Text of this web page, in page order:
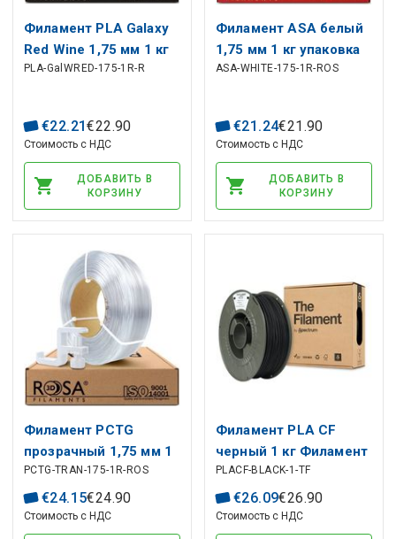
Филамент PLA Galaxy
Red Wine 1,75 мм 1 кг
пополнение Rosa3D
PLA-GalWRED-175-1R-R
€22.21€22.90
Стоимость с НДС
ДОБАВИТЬ В
КОРЗИНУ
Филамент ASA белый
1,75 мм 1 кг упаковка
Rosa3D
ASA-WHITE-175-1R-ROS
€21 .24€21 .90
Стоимость с НДС
ДОБАВИТЬ В
КОРЗИНУ
Филамент PCTG
прозрачный 1,75 мм 1
кг пополнение Rosa3D
PCTG-TRAN-175-1R-ROS
€24.15€24.90
Стоимость с НДС
Филамент PLA CF
черный 1 кг Филамент
от Spectrum
PLACF-BLACK-1-TF
€26.09€26.90
Стоимость с НДС